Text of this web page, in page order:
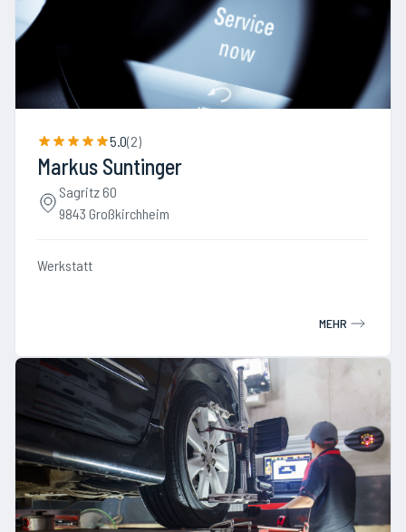
5.0(2)
Markus Suntinger
Sagritz 60
9843 Großkirchheim
Werkstatt
MEHR